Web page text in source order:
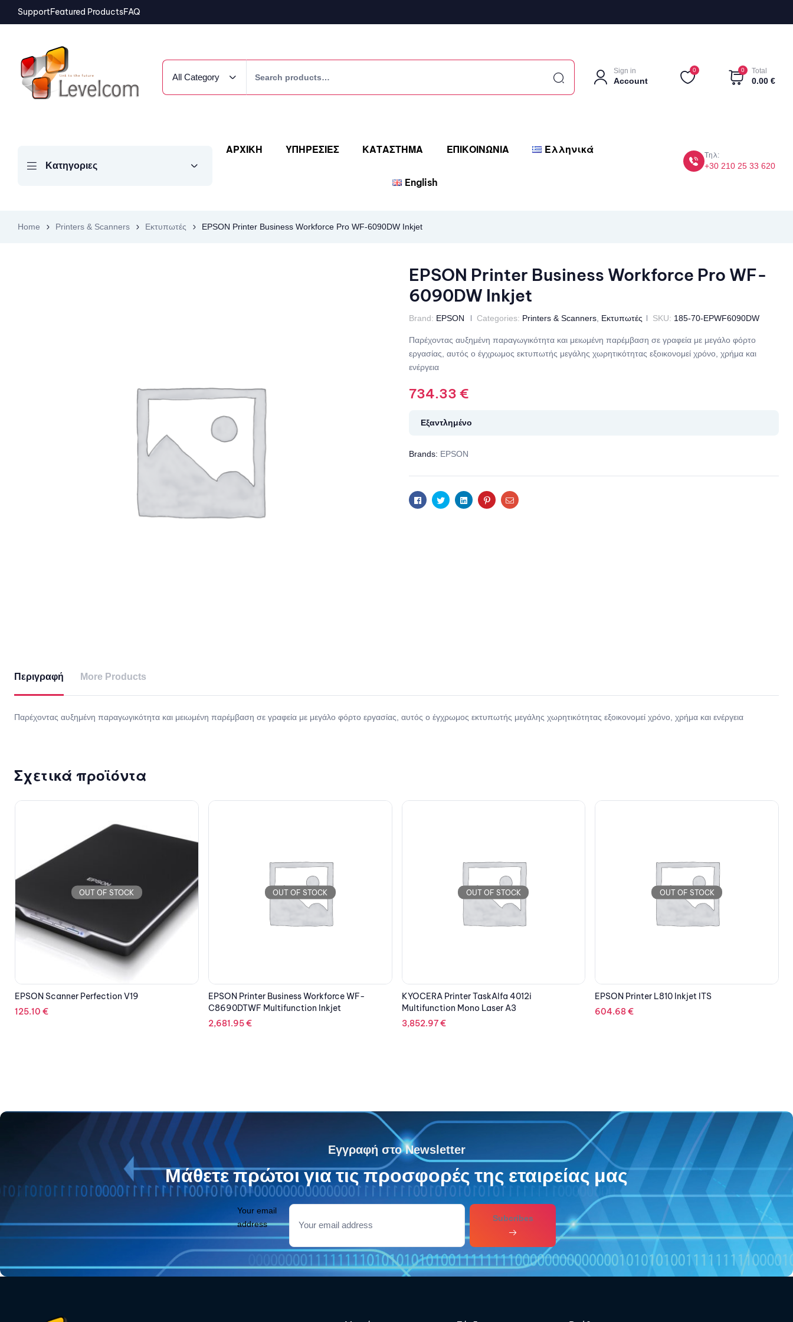
SupportFeatured ProductsFAQ
All Category
Sign in
Account
0 0 Total
0.00 €
Κατηγοριες
ΑΡΧΙΚΗ ΥΠΗΡΕΣΙΕΣ ΚΑΤΑΣΤΗΜΑ ΕΠΙΚΟΙΝΩΝΙΑ Ελληνικά
English
Τηλ:
+30 210 25 33 620
Home Printers & Scanners Εκτυπωτές EPSON Printer Business Workforce Pro WF-6090DW Inkjet
EPSON Printer Business Workforce Pro WF-
6090DW Inkjet
Brand: EPSON Categories: Printers & Scanners, Εκτυπωτές SKU: 185-70-EPWF6090DW
Παρέχοντας αυξημένη παραγωγικότητα και μειωμένη παρέμβαση σε γραφεία με μεγάλο φόρτο
εργασίας, αυτός ο έγχρωμος εκτυπωτής μεγάλης χωρητικότητας εξοικονομεί χρόνο, χρήμα και
ενέργεια
734.33 €
Εξαντλημένο
Brands: EPSON
FacebookTwitterLinkedinPinterestEmail
Περιγραφή More Products
Παρέχοντας αυξημένη παραγωγικότητα και μειωμένη παρέμβαση σε γραφεία με μεγάλο φόρτο εργασίας, αυτός ο έγχρωμος εκτυπωτής μεγάλης χωρητικότητας εξοικονομεί χρόνο, χρήμα και ενέργεια
Σχετικά προϊόντα
OUT OF STOCK
EPSON Printer Business Workforce WF-
C8690DTWF Multifunction Inkjet
OUT OF STOCK
KYOCERA Printer TaskAlfa 4012i
Multifunction Mono Laser A3
3,852.97€
OUT OF STOCK
EPSON Printer L810 Inkjet ITS
604.68€
OUT OF STOCK
EPSON Printer L1800 Inkjet ITS A3
867.84€
Εγγραφή στο Newsletter
Μάθετε πρώτοι για τις προσφορές της εταιρείας μας
Your email
address
Subcribes